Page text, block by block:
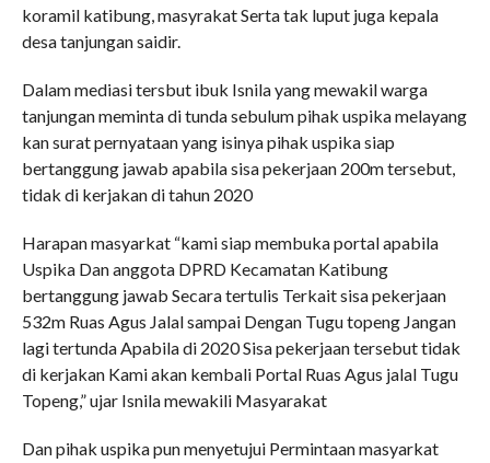
koramil katibung, masyrakat Serta tak luput juga kepala
desa tanjungan saidir.
Dalam mediasi tersbut ibuk Isnila yang mewakil warga
tanjungan meminta di tunda sebulum pihak uspika melayang
kan surat pernyataan yang isinya pihak uspika siap
bertanggung jawab apabila sisa pekerjaan 200m tersebut,
tidak di kerjakan di tahun 2020
Harapan masyarkat “kami siap membuka portal apabila
Uspika Dan anggota DPRD Kecamatan Katibung
bertanggung jawab Secara tertulis Terkait sisa pekerjaan
532m Ruas Agus Jalal sampai Dengan Tugu topeng Jangan
lagi tertunda Apabila di 2020 Sisa pekerjaan tersebut tidak
di kerjakan Kami akan kembali Portal Ruas Agus jalal Tugu
Topeng,” ujar Isnila mewakili Masyarakat
Dan pihak uspika pun menyetujui Permintaan masyarkat